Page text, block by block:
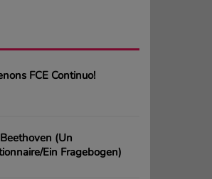
FCE Continuo!
(Un
Ein Fragebogen)